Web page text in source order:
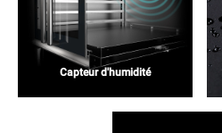
Capteur d'humidité